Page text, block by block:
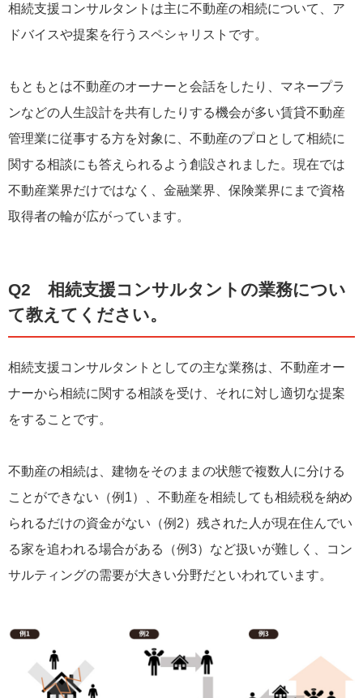
相続支援コンサルタントは主に不動産の相続について、ア
ドバイスや提案を行うスペシャリストです。
もともとは不動産のオーナーと会話をしたり、マネープラ
ンなどの人生設計を共有したりする機会が多い賃貸不動産
管理業に従事する方を対象に、不動産のプロとして相続に
関する相談にも答えられるよう創設されました。現在では
不動産業界だけではなく、金融業界、保険業界にまで資格
取得者の輪が広がっています。
Q2 相続支援コンサルタントの業務につい
て教えてください。
相続支援コンサルタントとしての主な業務は、不動産オー
ナーから相続に関する相談を受け、それに対し適切な提案
をすることです。
不動産の相続は、建物をそのままの状態で複数人に分ける
ことができない（例1）、不動産を相続しても相続税を納め
られるだけの資金がない（例2）残された人が現在住んでい
る家を追われる場合がある（例3）など扱いが難しく、コン
サルティングの需要が大きい分野だといわれています。